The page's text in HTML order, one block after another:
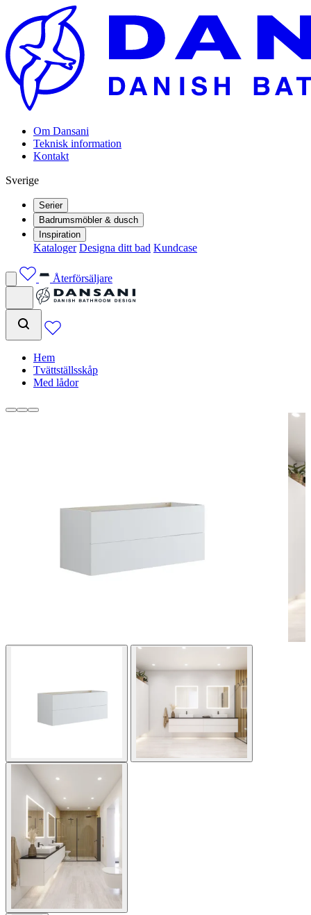
Om Dansani
Teknisk information
Kontakt
Sverige
Serier
Badrumsmöbler & dusch
Inspiration
Kataloger Designa ditt bad Kundcase
Återförsäljare
Hem
Tvättställsskåp
Med lådor